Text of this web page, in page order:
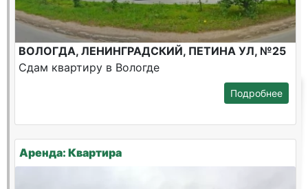
ВОЛОГДА, ЛЕНИНГРАДСКИЙ, ПЕТИНА УЛ, №25
Сдам квартиру в Вологде
Подробнее
Аренда: Квартира